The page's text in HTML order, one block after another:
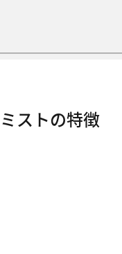
ストの特徴